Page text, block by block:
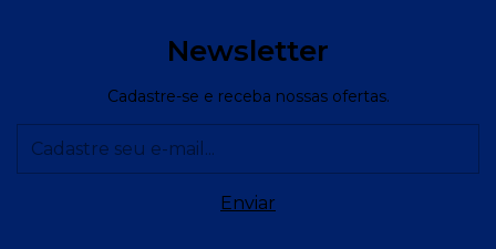
Newsletter
Cadastre-se e receba nossas ofertas.